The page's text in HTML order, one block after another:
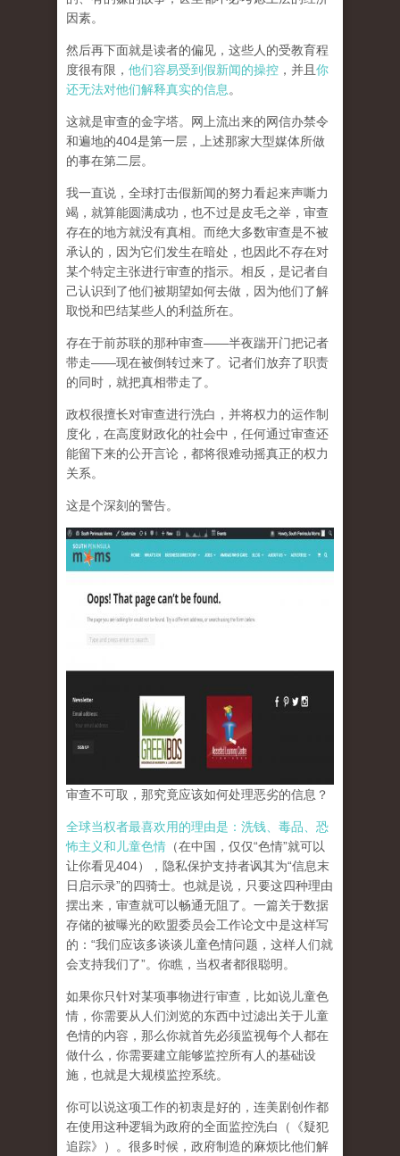
因素。
然后再下面就是读者的偏见，这些人的受教育程
度很有限， 他们容易受到假新闻的操控 ，并且 你
还无法对他们解释真实的信息 。
这就是审查的金字塔。网上流出来的网信办禁令
和遍地的404是第一层，上述那家大型媒体所做
的事在第二层。
我一直说，全球打击假新闻的努力看起来声嘶力
竭，就算能圆满成功，也不过是皮毛之举，审查
存在的地方就没有真相。而绝大多数审查是不被
承认的，因为它们发生在暗处，也因此不存在对
某个特定主张进行审查的指示。相反，是记者自
己认识到了他们被期望如何去做，因为他们了解
取悦和巴结某些人的利益所在。
存在于前苏联的那种审查——半夜踹开门把记者
带走——现在被倒转过来了。记者们放弃了职责
的同时，就把真相带走了。
政权很擅长对审查进行洗白，并将权力的运作制
度化，在高度财政化的社会中，任何通过审查还
能留下来的公开言论，都将很难动摇真正的权力
关系。
这是个深刻的警告。
审查不可取，那究竟应该如何处理恶劣的信息？
全球当权者最喜欢用的理由是：洗钱、毒品、恐
怖主义和儿童色情 （在中国，仅仅“色情”就可以
让你看见404），隐私保护支持者讽其为“信息末
日启示录”的四骑士。也就是说，只要这四种理由
摆出来，审查就可以畅通无阻了。一篇关于数据
存储的被曝光的欧盟委员会工作论文中是这样写
的：“我们应该多谈谈儿童色情问题，这样人们就
会支持我们了”。你瞧，当权者都很聪明。
如果你只针对某项事物进行审查，比如说儿童色
情，你需要从人们浏览的东西中过滤出关于儿童
色情的内容，那么你就首先必须监视每个人都在
做什么，你需要建立能够监控所有人的基础设
施，也就是大规模监控系统。
你可以说这项工作的初衷是好的，连美剧创作都
在使用这种逻辑为政府的全面监控洗白（《疑犯
追踪》）。 很多时候，政府制造的麻烦比他们解